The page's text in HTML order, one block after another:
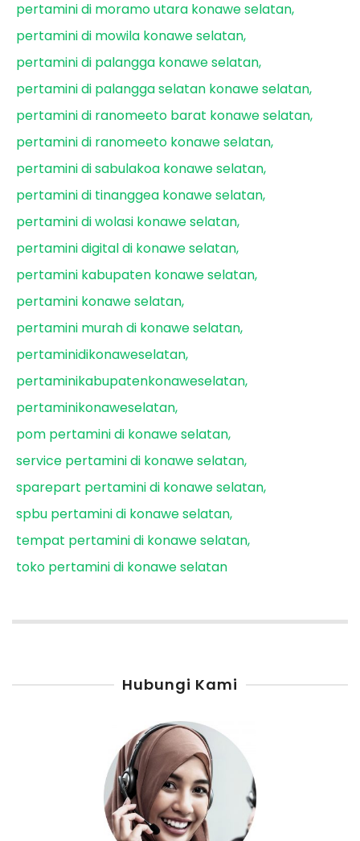
pertamini di moramo utara konawe selatan
pertamini di mowila konawe selatan
pertamini di palangga konawe selatan
pertamini di palangga selatan konawe selatan
pertamini di ranomeeto barat konawe selatan
pertamini di ranomeeto konawe selatan
pertamini di sabulakoa konawe selatan
pertamini di tinanggea konawe selatan
pertamini di wolasi konawe selatan
pertamini digital di konawe selatan
pertamini kabupaten konawe selatan
pertamini konawe selatan
pertamini murah di konawe selatan
pertaminidikonaweselatan
pertaminikabupatenkonaweselatan
pertaminikonaweselatan
pom pertamini di konawe selatan
service pertamini di konawe selatan
sparepart pertamini di konawe selatan
spbu pertamini di konawe selatan
tempat pertamini di konawe selatan
toko pertamini di konawe selatan
Hubungi Kami